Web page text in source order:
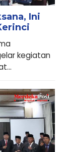
Ini
kegiatan